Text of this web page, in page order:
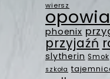
wiersz
phoenix
przyjaźń
slytherin Smok
szkoła